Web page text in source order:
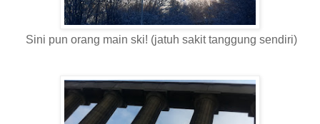
Sini pun orang main ski! (jatuh sakit tanggung sendiri)